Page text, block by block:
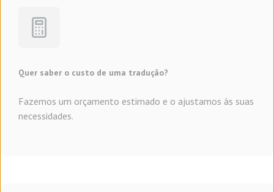
Quer saber o custo de uma tradução?
Fazemos um orçamento estimado e o ajustamos às suas
necessidades.